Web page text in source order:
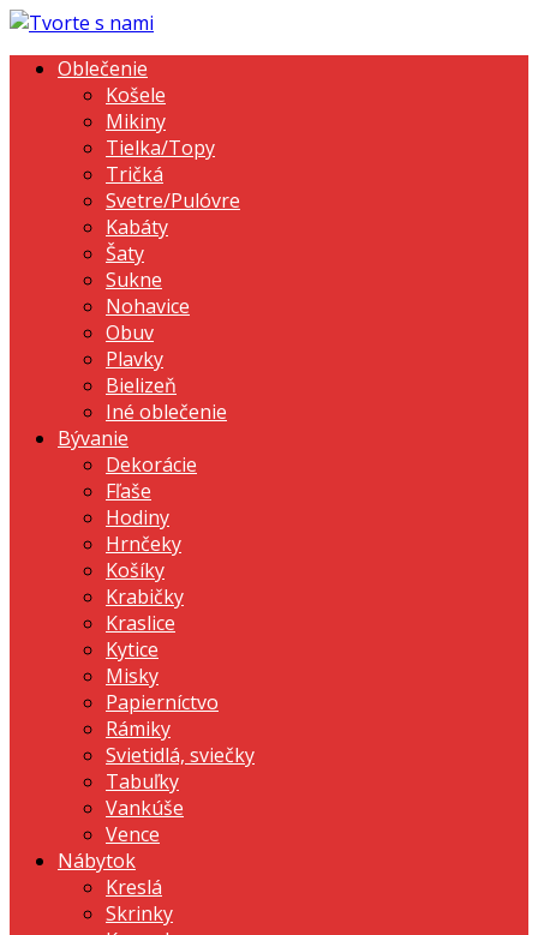
Oblečenie
Košele
Mikiny
Tielka/Topy
Tričká
Svetre/Pulóvre
Kabáty
Šaty
Sukne
Nohavice
Obuv
Plavky
Bielizeň
Iné oblečenie
Bývanie
Dekorácie
Fľaše
Hodiny
Hrnčeky
Košíky
Krabičky
Kraslice
Kytice
Misky
Papierníctvo
Rámiky
Svietidlá, sviečky
Tabuľky
Vankúše
Vence
Nábytok
Kreslá
Skrinky